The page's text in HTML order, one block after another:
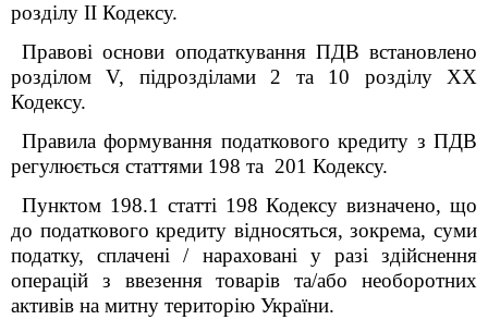
розділу II Кодексу.
Правові основи оподаткування ПДВ встановлено
розділом V, підрозділами 2 та 10 розділу XX
Кодексу.
Правила формування податкового кредиту з ПДВ
регулюється статтями 198 та 201 Кодексу.
Пунктом 198.1 статті 198 Кодексу визначено, що
до податкового кредиту відносяться, зокрема, суми
податку, сплачені / нараховані у разі здійснення
операцій з ввезення товарів та/або необоротних
активів на митну територію України.